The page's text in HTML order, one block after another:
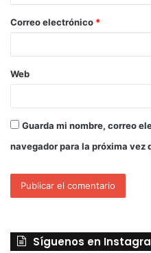
Correo electrónico *
Web
Guarda mi nombre, correo
navegador para la próxima vez
Síguenos en